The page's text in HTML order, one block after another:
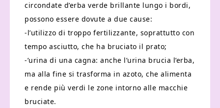
circondate d’erba verde brillante lungo i bordi,
possono essere dovute a due cause:
-l’utilizzo di troppo fertilizzante, soprattutto con
tempo asciutto, che ha bruciato il prato;
-’urina di una cagna: anche l’urina brucia l’erba,
ma alla fine si trasforma in azoto, che alimenta
e rende più verdi le zone intorno alle macchie
bruciate.